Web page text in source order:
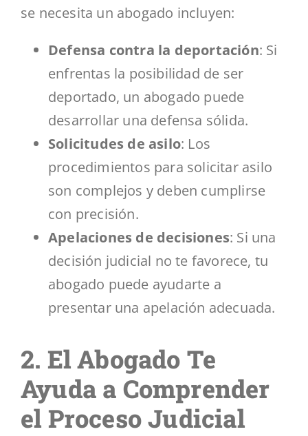
se necesita un abogado incluyen:
Defensa contra la deportación: Si
enfrentas la posibilidad de ser
deportado, un abogado puede
desarrollar una defensa sólida.
Solicitudes de asilo: Los
procedimientos para solicitar asilo
son complejos y deben cumplirse
con precisión.
Apelaciones de decisiones: Si una
decisión judicial no te favorece, tu
abogado puede ayudarte a
presentar una apelación adecuada.
2. El Abogado Te
Ayuda a Comprender
el Proceso Judicial